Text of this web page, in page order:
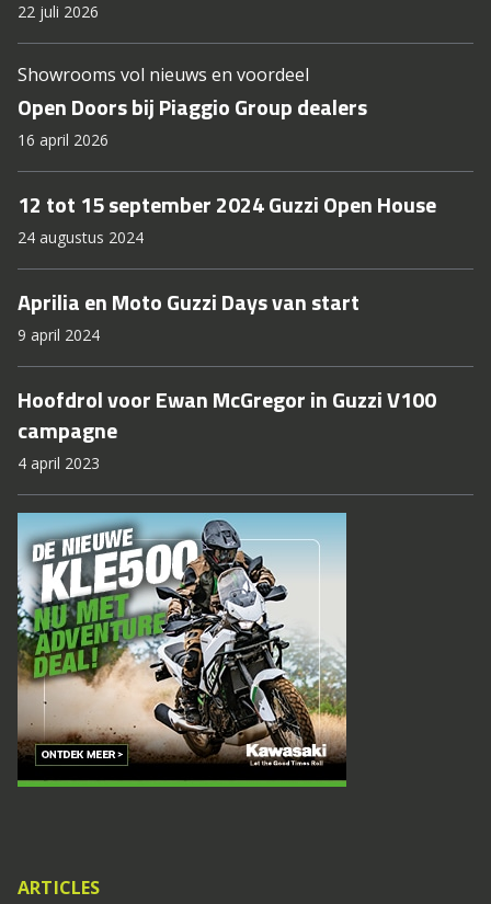
22 juli 2026
Showrooms vol nieuws en voordeel
Open Doors bij Piaggio Group dealers
16 april 2026
12 tot 15 september 2024 Guzzi Open House
24 augustus 2024
Aprilia en Moto Guzzi Days van start
9 april 2024
Hoofdrol voor Ewan McGregor in Guzzi V100
campagne
4 april 2023
ARTICLES